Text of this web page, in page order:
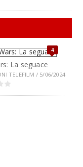
4
La seguace
TELEFILM / 5/06/2024